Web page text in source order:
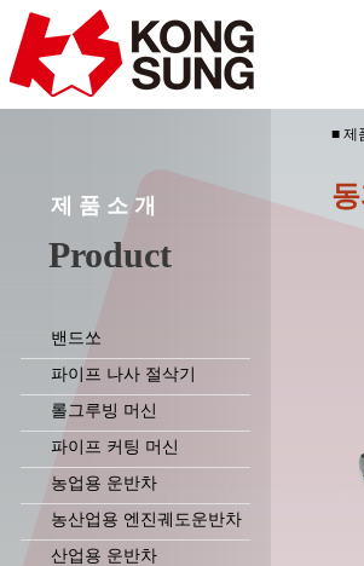
제 품 소 개
Product
밴드쏘
파이프 나사 절삭기
롤그루빙 머신
파이프 커팅 머신
농업용 운반차
농산업용 엔진궤도운반차
산업용 운반차
■ 제